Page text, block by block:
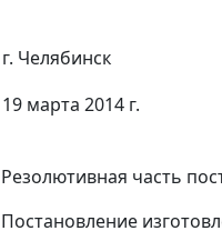
г. Челябинск
19 марта 2014 г.
Резолютивная часть
Постановление